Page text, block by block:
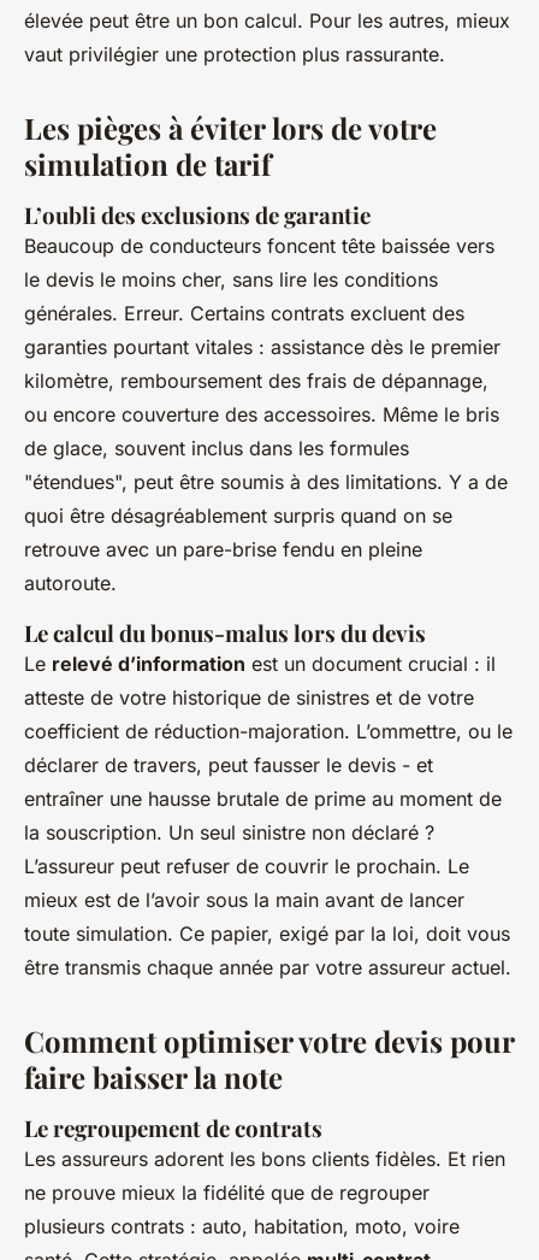
élevée peut être un bon calcul. Pour les autres, mieux
vaut privilégier une protection plus rassurante.
Les pièges à éviter lors de votre
simulation de tarif
L’oubli des exclusions de garantie
Beaucoup de conducteurs foncent tête baissée vers
le devis le moins cher, sans lire les conditions
générales. Erreur. Certains contrats excluent des
garanties pourtant vitales : assistance dès le premier
kilomètre, remboursement des frais de dépannage,
ou encore couverture des accessoires. Même le bris
de glace, souvent inclus dans les formules
"étendues", peut être soumis à des limitations. Y a de
quoi être désagréablement surpris quand on se
retrouve avec un pare-brise fendu en pleine
autoroute.
Le calcul du bonus-malus lors du devis
Le relevé d’information est un document crucial : il
atteste de votre historique de sinistres et de votre
coefficient de réduction-majoration. L’ommettre, ou le
déclarer de travers, peut fausser le devis - et
entraîner une hausse brutale de prime au moment de
la souscription. Un seul sinistre non déclaré ?
L’assureur peut refuser de couvrir le prochain. Le
mieux est de l’avoir sous la main avant de lancer
toute simulation. Ce papier, exigé par la loi, doit vous
être transmis chaque année par votre assureur actuel.
Comment optimiser votre devis pour
faire baisser la note
Le regroupement de contrats
Les assureurs adorent les bons clients fidèles. Et rien
ne prouve mieux la fidélité que de regrouper
plusieurs contrats : auto, habitation, moto, voire